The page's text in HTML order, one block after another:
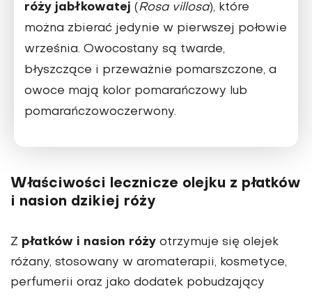
róży jabłkowatej (Rosa villosa), które
można zbierać jedynie w pierwszej połowie
września. Owocostany są twarde,
błyszczące i przeważnie pomarszczone, a
owoce mają kolor pomarańczowy lub
pomarańczowoczerwony.
Właściwości lecznicze olejku z płatków
i nasion dzikiej róży
Z płatków i nasion róży otrzymuje się olejek
różany, stosowany w aromaterapii, kosmetyce,
perfumerii oraz jako dodatek pobudzający